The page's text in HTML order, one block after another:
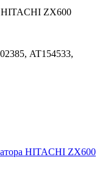
HITACHI ZX600
AT154533,